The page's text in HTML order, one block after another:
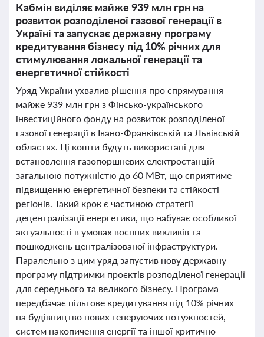
Кабмін виділяє майже 939 млн грн на
розвиток розподіленої газової генерації в
Україні та запускає державну програму
кредитування бізнесу під 10% річних для
стимулювання локальної генерації та
енергетичної стійкості
Уряд України ухвалив рішення про спрямування
майже 939 млн грн з Фінсько-українського
інвестиційного фонду на розвиток розподіленої
газової генерації в Івано-Франківській та Львівській
областях. Ці кошти будуть використані для
встановлення газопоршневих електростанцій
загальною потужністю до 60 МВт, що сприятиме
підвищенню енергетичної безпеки та стійкості
регіонів. Такий крок є частиною стратегії
децентралізації енергетики, що набуває особливої
актуальності в умовах воєнних викликів та
пошкоджень централізованої інфраструктури.
Паралельно з цим уряд запустив нову державну
програму підтримки проєктів розподіленої генерації
для середнього та великого бізнесу. Програма
передбачає пільгове кредитування під 10% річних
на будівництво нових генеруючих потужностей,
систем накопичення енергії та іншої критично